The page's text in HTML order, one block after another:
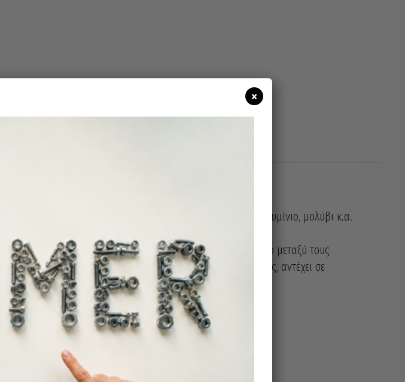
όπως ατσάλι, μαντέμι, χαλκός, μπρούτζος, ανοξείδωτο, αλουμίνιο, μολύβι κ.α.
με πέτρα, με βακελίτη, κ.α.
κεραμικά, τσιμέντο, ξύλο και σε ανομοιογενή συνδυασμό μεταξύ τους
Είναι εξαιρετικά ισχυρή κόλλα αφού μετά από 16 ώρες, αντέχει σε
×